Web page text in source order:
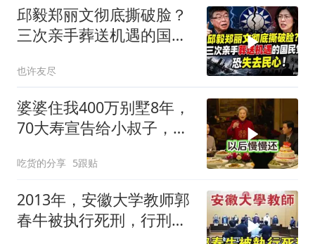
邱毅郑丽文彻底撕破脸？
三次亲手葬送机遇的国民
也许友尽
婆婆住我400万别墅8年，
70大寿宣告给小叔子，
吃货的分享 5跟贴
2013年，安徽大学教师郭
春牛被执行死刑，行刑前